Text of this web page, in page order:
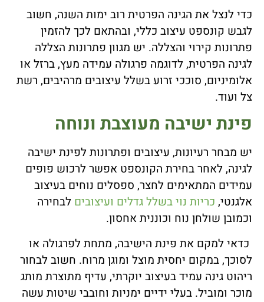
כדי לנצל את הגינה הפרטית רוב ימות השנה, חשוב
לגבש קונספט עיצוב כללי, ובהתאם לכך להזמין
פתרונות קירוי והצללה. יש מגוון פתרונות הצללה
לגינה הפרטית, לדוגמה פרגולה עמידה מעץ, ברזל או
אלומיניום, סוככי זרוע בשלל עיצובים מרהיבים, רשת
צל ועוד.
פינת ישיבה מעוצבת ונוחה
יש מבחר רעיונות, עיצובים ופתרונות לפינת ישיבה
לגינה, לאחר בחירת הקונספט אפשר לרכוש פופים
עמידים המתאימים לחצר, ספסלים נוחים בעיצוב
אלגנטי, כריות נוי בשלל גדלים ועיצובים לבחירה
וכמובן שולחן נוח וכוננית אחסון.
כדאי למקם את פינת הישיבה, מתחת לפרגולה או
לסוכך, במקום יחסית מוצל ומוגן מרוח. חשוב לבחור
ריהוט גינה עמיד בעיצוב יוקרתי, עדיף מתוצרת מותג
מוכר ומוביל. בעלי ידיים ימניות וחובבי שיטות עשה